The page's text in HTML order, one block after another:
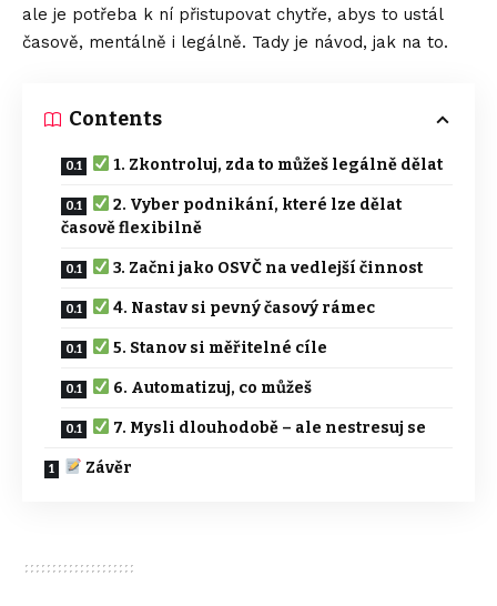
ale je potřeba k ní přistupovat chytře, abys to ustál
časově, mentálně i legálně. Tady je návod, jak na to.
Contents
1. Zkontroluj, zda to můžeš legálně dělat
2. Vyber podnikání, které lze dělat
časově flexibilně
3. Začni jako OSVČ na vedlejší činnost
4. Nastav si pevný časový rámec
5. Stanov si měřitelné cíle
6. Automatizuj, co můžeš
7. Mysli dlouhodobě – ale nestresuj se
Závěr